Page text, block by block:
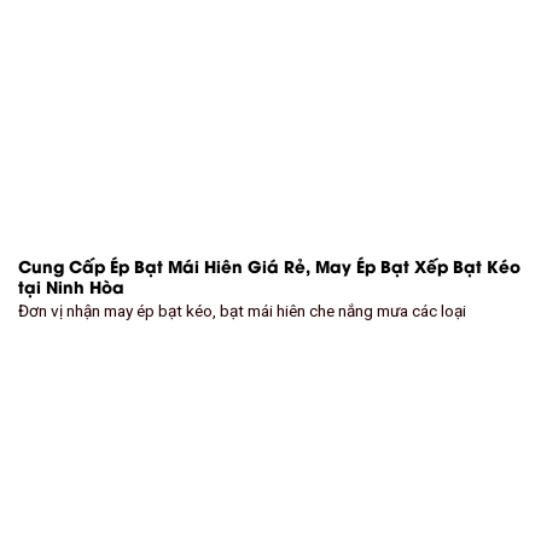
Cung Cấp Ép Bạt Mái Hiên Giá Rẻ, May Ép Bạt Xếp Bạt Kéo
tại Ninh Hòa
Đơn vị nhận may ép bạt kéo, bạt mái hiên che nắng mưa các loại